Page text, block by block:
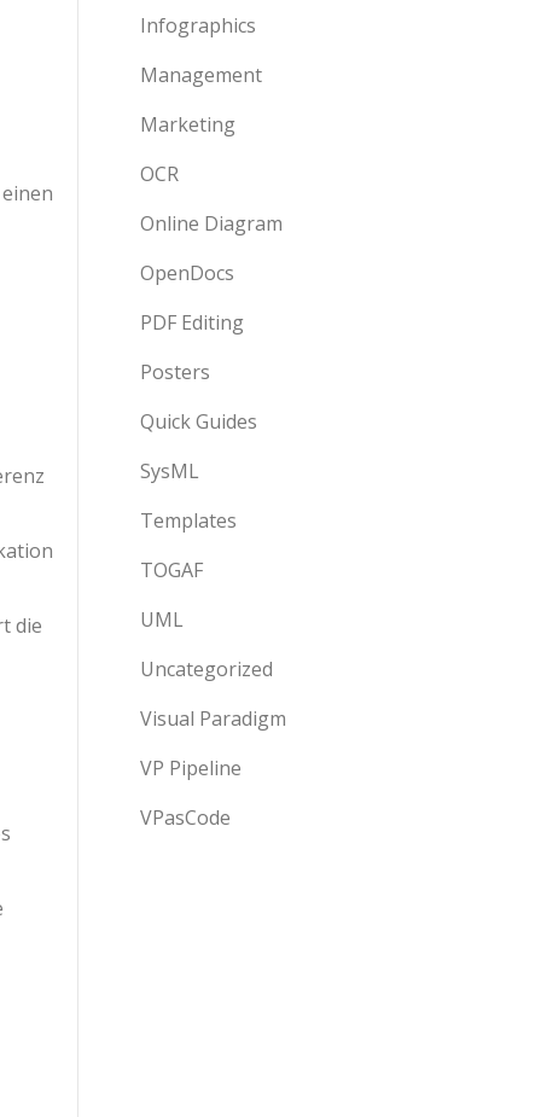
die
Infographics
Management
Marketing
OCR
Online Diagram
OpenDocs
PDF Editing
Posters
Quick Guides
SysML
Templates
TOGAF
UML
Uncategorized
Visual Paradigm
VP Pipeline
VPasCode